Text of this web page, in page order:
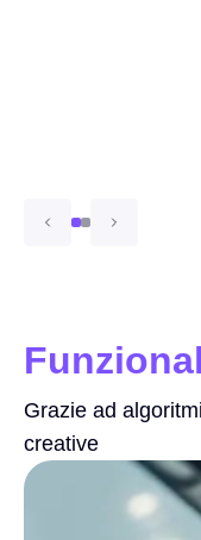
Grazie ad
creative